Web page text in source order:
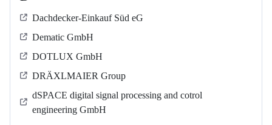
Dachdecker-Einkauf Süd eG
Dematic GmbH
DOTLUX GmbH
DRÄXLMAIER Group
dSPACE digital signal processing and cotrol
engineering GmbH